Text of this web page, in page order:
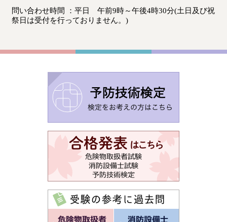
問い合わせ時間 ：平日 午前9時～午後4時30分(土日及び祝
祭日は受付を行っておりません。)